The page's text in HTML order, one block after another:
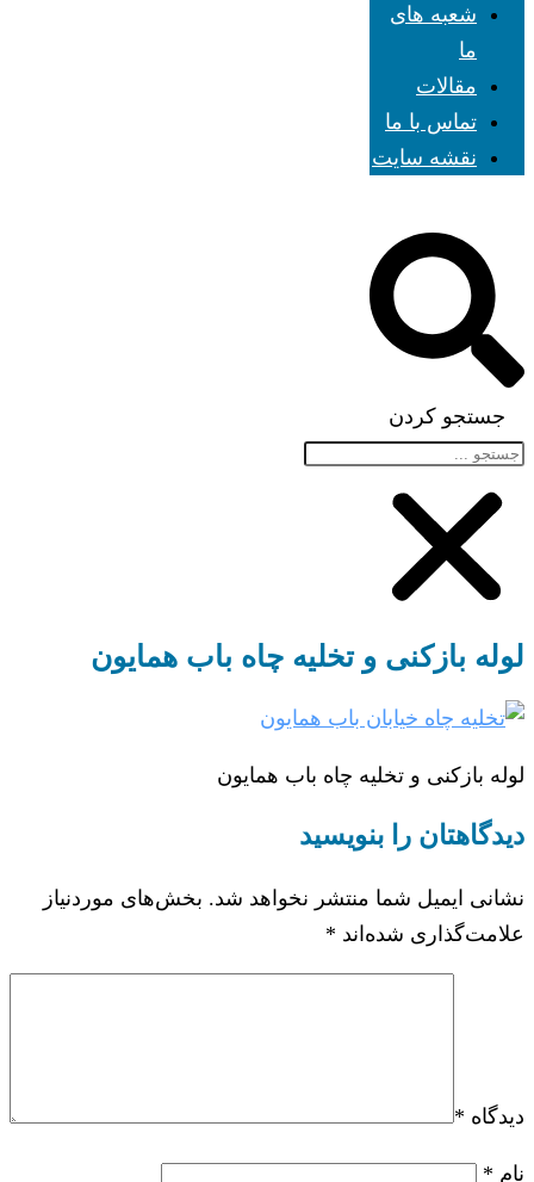
شعبه های
ما
مقالات
تماس با ما
نقشه سایت
جستجو کردن
لوله بازکنی و تخلیه چاه باب همایون
لوله بازکنی و تخلیه چاه باب همایون
دیدگاهتان را بنویسید
نشانی ایمیل شما منتشر نخواهد شد. بخش‌های موردنیاز
علامت‌گذاری شده‌اند *
دیدگاه *
نام *